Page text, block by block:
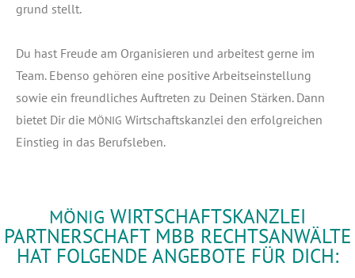
grund stellt.
Du hast Freu­de am Orga­ni­sie­ren und arbei­test ger­ne im
Team. Eben­so gehö­ren eine posi­ti­ve Arbeits­ein­stel­lung
sowie ein freund­li­ches Auf­tre­ten zu Dei­nen Stär­ken. Dann
bie­tet Dir die MÖNIG Wirt­schafts­kanz­lei den erfolg­rei­chen
Ein­stieg in das Berufsleben.
MÖNIG WIRTSCHAFTSKANZLEI
PARTNERSCHAFT MBB RECHTSANWÄLTE
HAT FOLGENDE ANGEBOTE FÜR DICH: